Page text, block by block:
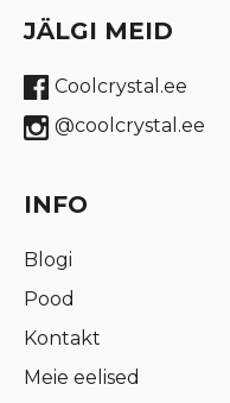
JÄLGI MEID
Coolcrystal.ee
@coolcrystal.ee
INFO
Blogi
Pood
Kontakt
Meie eelised